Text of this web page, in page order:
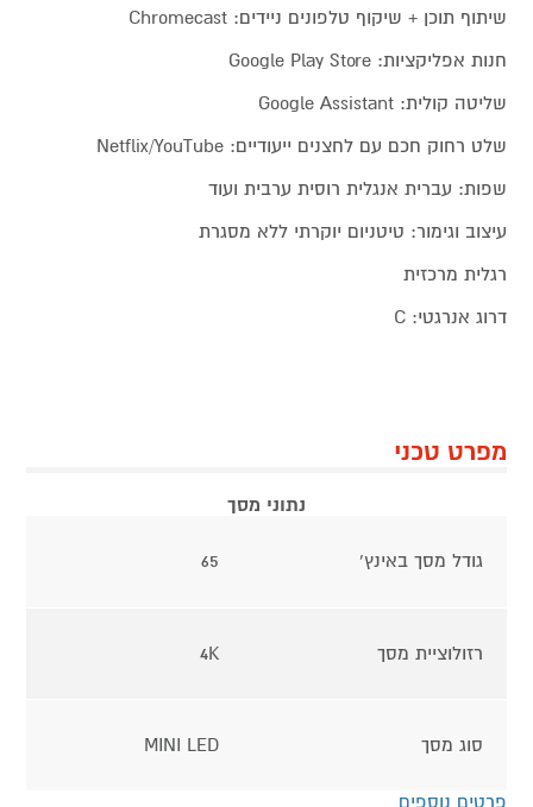
שיתוף תוכן + שיקוף טלפונים ניידים: Chromecast
חנות אפליקציות: Google Play Store
שליטה קולית: Google Assistant
שלט רחוק חכם עם לחצנים ייעודיים: Netflix/YouTube
שפות: עברית אנגלית רוסית ערבית ועוד
עיצוב וגימור: טיטניום יוקרתי ללא מסגרת
רגלית מרכזית
דרוג אנרגטי: C
מפרט טכני
נתוני מסך
גודל מסך באינץ' 65
רזולוציית מסך 4K
סוג מסך MINI LED
פרטים נוספים